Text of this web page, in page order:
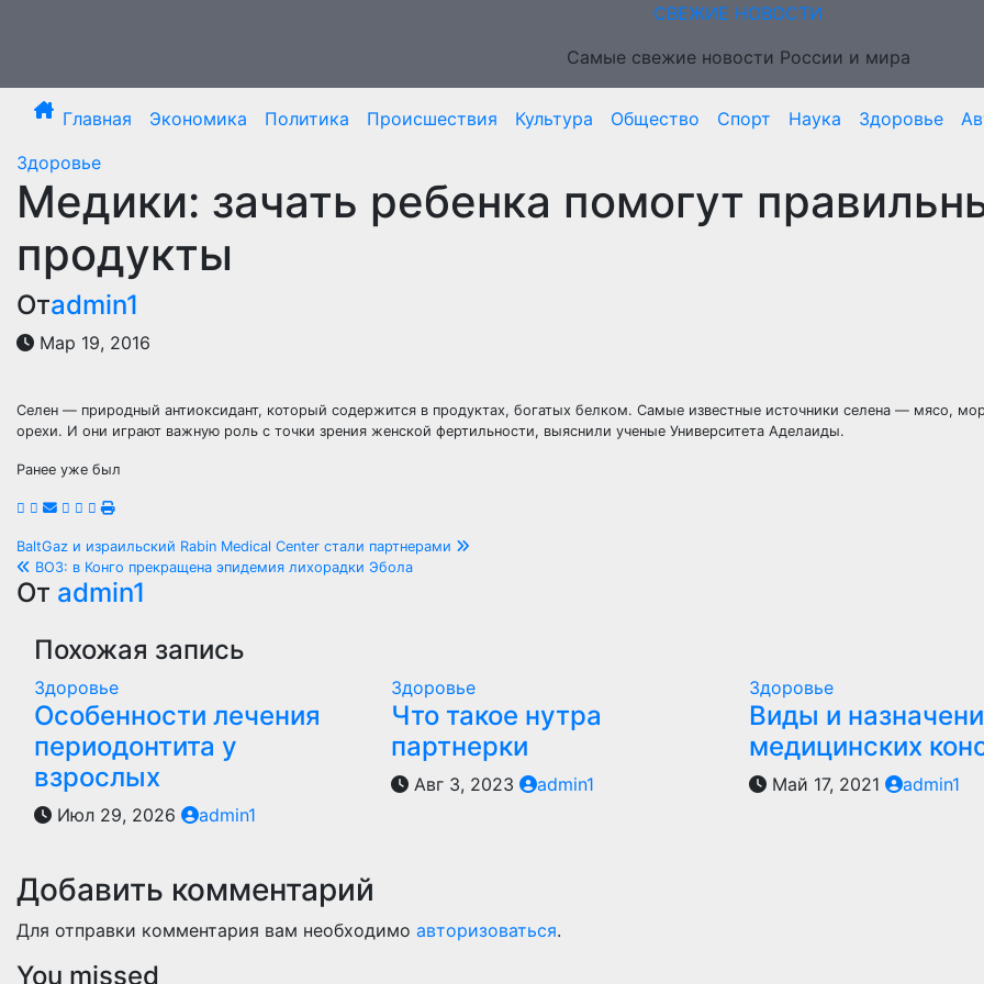
СВЕЖИЕ НОВОСТИ
Самые свежие новости России и мира
Главная Экономика Политика Происшествия Культура Общество Спорт Наука Здоровье
Здоровье
Медики: зачать ребенка помогут
продукты
Отadmin1
Мар 19, 2016
Селен — природный антиоксидант, который содержится в продуктах, богатых белком. Самые известные источники селена — мясо,
орехи. И они играют важную роль с точки зрения женской фертильности, выяснили ученые Университета Аделаиды.
Ранее уже был
Навигация
по
записям
BaltGaz и израильский Rabin Medical Center стали партнерами
ВОЗ: в Конго прекращена эпидемия лихорадки Эбола
От admin1
Похожая запись
Здоровье
Особенности лечения
периодонтита у
взрослых
Июл 29, 2026 admin1
Здоровье
Что такое нутра
партнерки
Авг 3, 2023 admin1
Здоровье
Виды и
медицинских
Май 17, 2021 admin1
Добавить комментарий
Для отправки комментария вам необходимо авторизоваться.
You missed